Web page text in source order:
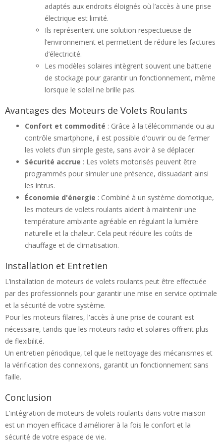
adaptés aux endroits éloignés où l’accès à une prise
électrique est limité.
Ils représentent une solution respectueuse de
l’environnement et permettent de réduire les factures
d’électricité.
Les modèles solaires intègrent souvent une batterie
de stockage pour garantir un fonctionnement, même
lorsque le soleil ne brille pas.
Avantages des Moteurs de Volets Roulants
Confort et commodité : Grâce à la télécommande ou au
contrôle smartphone, il est possible d'ouvrir ou de fermer
les volets d'un simple geste, sans avoir à se déplacer.
Sécurité accrue : Les volets motorisés peuvent être
programmés pour simuler une présence, dissuadant ainsi
les intrus.
Économie d'énergie : Combiné à un système domotique,
les moteurs de volets roulants aident à maintenir une
température ambiante agréable en régulant la lumière
naturelle et la chaleur. Cela peut réduire les coûts de
chauffage et de climatisation.
Installation et Entretien
L’installation de moteurs de volets roulants peut être effectuée
par des professionnels pour garantir une mise en service optimale
et la sécurité de votre système.
Pour les moteurs filaires, l'accès à une prise de courant est
nécessaire, tandis que les moteurs radio et solaires offrent plus
de flexibilité.
Un entretien périodique, tel que le nettoyage des mécanismes et
la vérification des connexions, garantit un fonctionnement sans
faille.
Conclusion
L'intégration de moteurs de volets roulants dans votre maison
est un moyen efficace d'améliorer à la fois le confort et la
sécurité de votre espace de vie.